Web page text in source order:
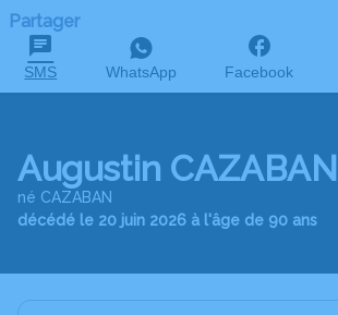
Partager
SMS WhatsApp Facebook
Augustin CAZABAN
né CAZABAN
décédé le 20 juin 2026 à l'âge de 90 ans